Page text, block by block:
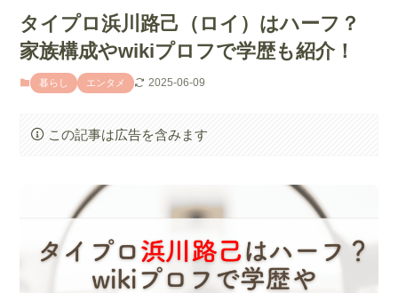
タイプロ浜川路己（ロイ）はハーフ？
家族構成やwikiプロフで学歴も紹介！
暮らし エンタメ 2025-06-09
この記事は広告を含みます